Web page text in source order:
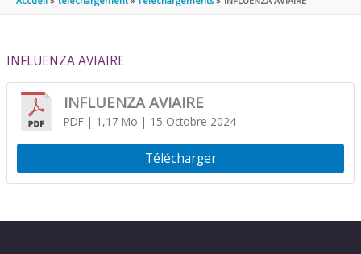
INFLUENZA AVIAIRE
INFLUENZA AVIAIRE
PDF| 1,17 Mo | 15 Octobre 2024
Télécharger